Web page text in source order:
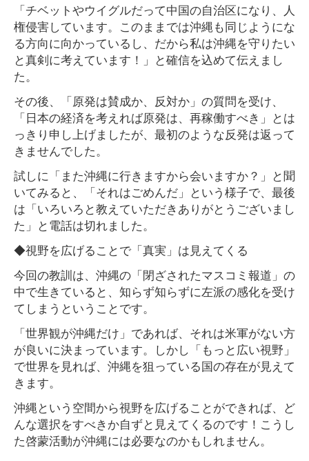
「チベットやウイグルだって中国の自治区になり、人
権侵害しています。このままでは沖縄も同じようにな
る方向に向かっているし、だから私は沖縄を守りたい
と真剣に考えています！」と確信を込めて伝えまし
た。
その後、「原発は賛成か、反対か」の質問を受け、
「日本の経済を考えれば原発は、再稼働すべき」とは
っきり申し上げましたが、最初のような反発は返って
きませんでした。
試しに「また沖縄に行きますから会いますか？」と聞
いてみると、「それはごめんだ」という様子で、最後
は「いろいろと教えていただきありがとうございまし
た」と電話は切れました。
◆視野を広げることで「真実」は見えてくる
今回の教訓は、沖縄の「閉ざされたマスコミ報道」の
中で生きていると、知らず知らずに左派の感化を受け
てしまうということです。
「世界観が沖縄だけ」であれば、それは米軍がない方
が良いに決まっています。しかし「もっと広い視野」
で世界を見れば、沖縄を狙っている国の存在が見えて
きます。
沖縄という空間から視野を広げることができれば、ど
んな選択をすべきか自ずと見えてくるのです！こうし
た啓蒙活動が沖縄には必要なのかもしれません。